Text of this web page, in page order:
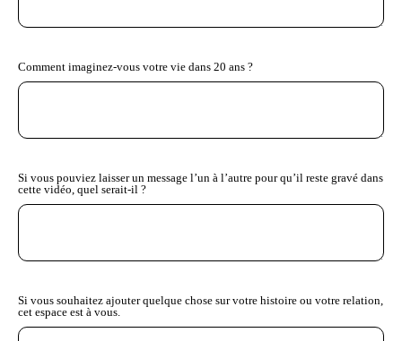
Comment imaginez-vous votre vie dans 20 ans ?
Si vous pouviez laisser un message l’un à l’autre pour qu’il reste gravé dans
cette vidéo, quel serait-il ?
Si vous souhaitez ajouter quelque chose sur votre histoire ou votre relation,
cet espace est à vous.